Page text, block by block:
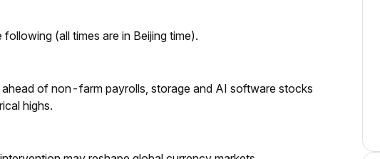
(all times are in Beijing time).
of non-farm payrolls, storage and AI software stocks
highs.